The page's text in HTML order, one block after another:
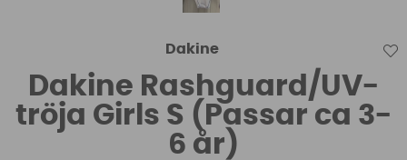
Dakine
Dakine Rashguard/UV-
tröja Girls S (Passar ca 3-
6 år)